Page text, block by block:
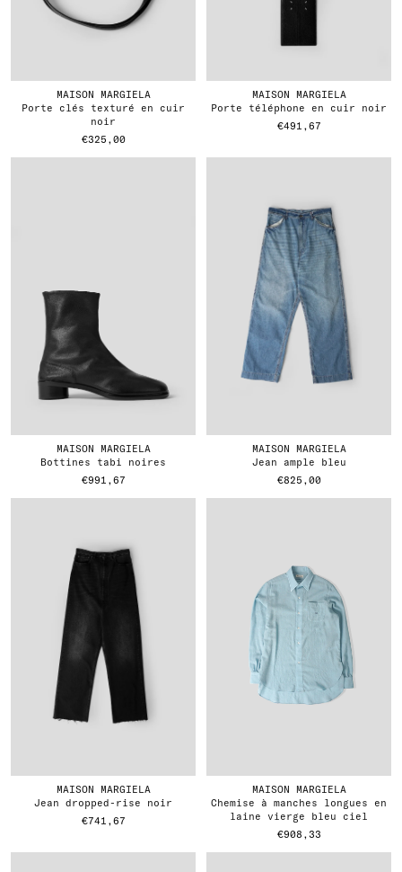
MAISON MARGIELA
porte clés texturé en cuir
noir
€325,00
MAISON MARGIELA
porte téléphone en cuir noir
€491,67
MAISON MARGIELA
bottines tabi noires
€991,67
MAISON MARGIELA
jean ample bleu
€825,00
MAISON MARGIELA
jean dropped-rise noir
€741,67
MAISON MARGIELA
chemise à manches longues en
laine vierge bleu ciel
€908,33